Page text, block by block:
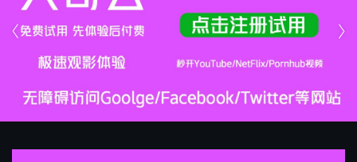

